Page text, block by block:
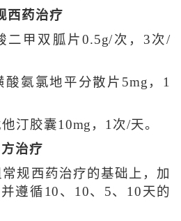
西药治疗
二甲双胍片0.5g/次，3次/
酸氨氯地平分散片5mg，1
汀胶囊10mg，1次/天。
治疗
规西药治疗的基础上，加
遵循10、10、5、10天的